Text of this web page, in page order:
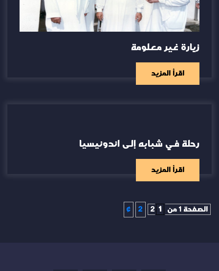
زيارة غير معلومة
اقرأ المزيد
رحلة في شبابه إلى اندونيسيا
اقرأ المزيد
الصفحة 1 من 2 1
2
»